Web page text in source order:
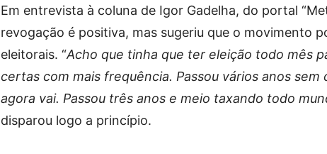
Em entrevista à coluna de Igor Gadelha, do portal
revogação é positiva, mas sugeriu que o movimento
eleitorais. “Acho que tinha que ter eleição todo mês
certas com mais frequência. Passou vários anos
agora vai. Passou três anos e meio taxando todo
disparou logo a princípio.